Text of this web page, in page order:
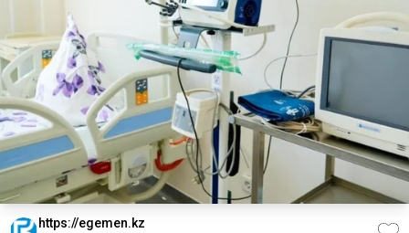
https://egemen.kz